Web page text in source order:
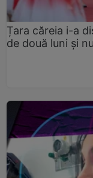
Țara căreia i-a
de două luni și